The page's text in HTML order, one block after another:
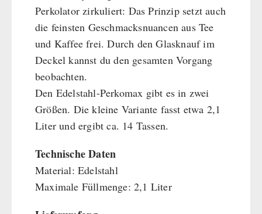
Perkolator zirkuliert: Das Prinzip setzt auch
die feinsten Geschmacksnuancen aus Tee
und Kaffee frei. Durch den Glasknauf im
Deckel kannst du den gesamten Vorgang
beobachten.
Den Edelstahl-Perkomax gibt es in zwei
Größen. Die kleine Variante fasst etwa 2,1
Liter und ergibt ca. 14 Tassen.
Technische Daten
Material: Edelstahl
Maximale Füllmenge: 2,1 Liter